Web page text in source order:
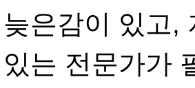
은감이 있고,
는 전문가가